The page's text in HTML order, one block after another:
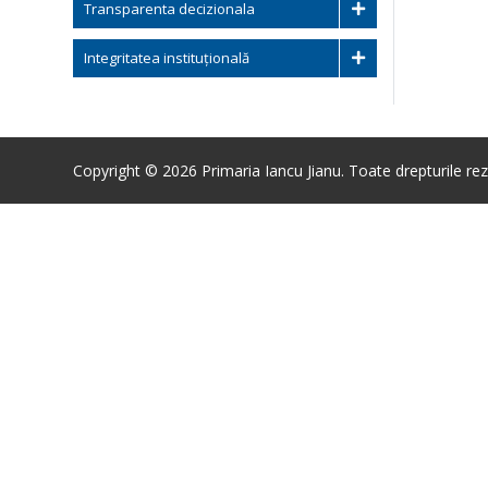
Transparenta decizionala
Integritatea instituțională
Copyright © 2026 Primaria Iancu Jianu. Toate drepturile